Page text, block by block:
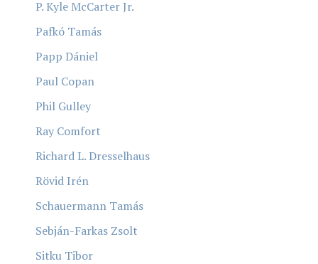
P. Kyle McCarter Jr.
Pafkó Tamás
Papp Dániel
Paul Copan
Phil Gulley
Ray Comfort
Richard L. Dresselhaus
Rövid Irén
Schauermann Tamás
Sebján-Farkas Zsolt
Sitku Tibor